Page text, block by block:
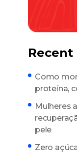
Recent
Como
proteína,
Mulheres
pele
Zero